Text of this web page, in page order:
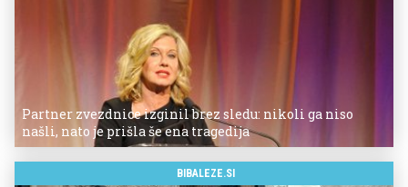
Partner zvezdnice izginil brez sledu: nikoli ga niso
našli, nato je prišla še ena tragedija
BIBALEZE.SI